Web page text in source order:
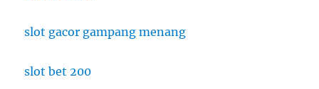
slot gacor gampang menang
slot bet 200